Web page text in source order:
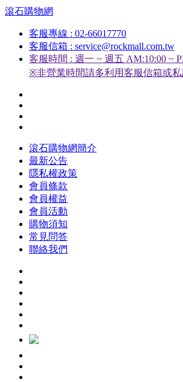
滾石購物網
客服專線 : 02-66017770
客服信箱 : service@rockmall.com.tw
客服時間 : 週一 ~ 週五 AM:10:00 ~
※非營業時間請多利用客服信箱或
滾石購物網簡介
最新公告
隱私權政策
會員條款
會員權益
會員活動
購物須知
常見問答
聯絡我們